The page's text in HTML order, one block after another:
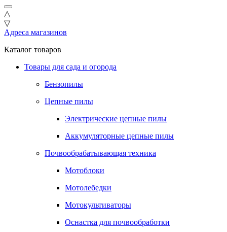
△
▽
Адреса магазинов
Каталог товаров
Товары для сада и огорода
Бензопилы
Цепные пилы
Электрические цепные пилы
Аккумуляторные цепные пилы
Почвообрабатывающая техника
Мотоблоки
Мотолебедки
Мотокультиваторы
Оснастка для почвообработки